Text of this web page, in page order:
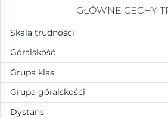
GŁÓWNE CECHY
Skala trudności
Góralskość
Grupa klas
Grupa góralskości
Dystans